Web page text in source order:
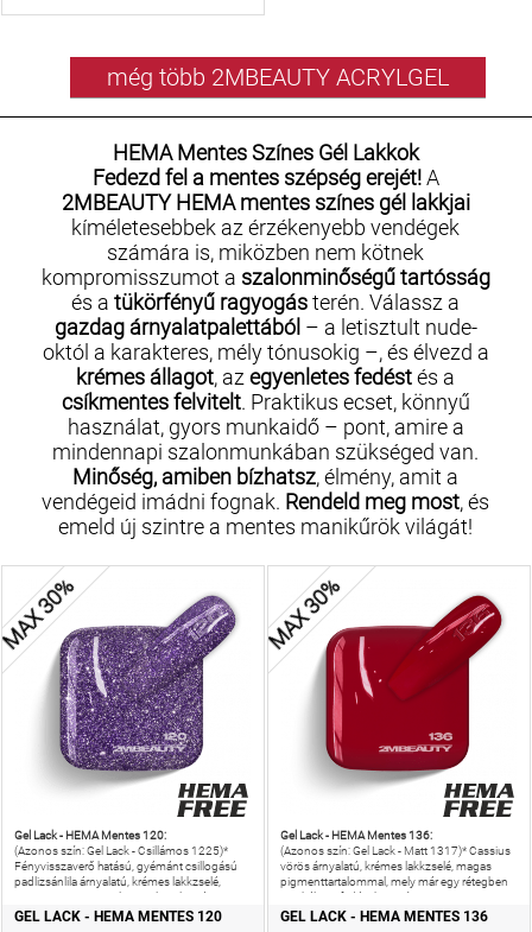
még több 2MBEAUTY ACRYLGEL
HEMA Mentes Színes Gél Lakkok
Fedezd fel a mentes szépség erejét!A
2MBEAUTY HEMA mentes színes gél lakkjai
kíméletesebbek az érzékenyebb vendégek
számára is, miközben nem kötnek
kompromisszumot a szalonminőségű tartósság
és atükörfényű ragyogás terén. Válassz a
gazdag árnyalatpalettából – a letisztult nude-
októl a karakteres, mély tónusokig –, és élvezd a
krémes állagot, azegyenletes fedést és a
csíkmentes felvitelt. Praktikus ecset, könnyű
használat, gyors munkaidő – pont, amire a
mindennapi szalonmunkában szükséged van.
Minőség, amiben bízhatsz, élmény, amit a
vendégeid imádni fognak. Rendeld meg most, és
emeld új szintre a mentes manikűrök világát!
30%
Gel Lack - HEMA Mentes 120:
(Azonos szín: Gel Lack - Csillámos 1225)*
Fényvisszaverő hatású, gyémánt csillogású
padlizsánlila árnyalatú, krémes lakkzselé,
magas pigmenttartalommal, mely már egy
rétegben is tökéletes fedést
GEL LACK - HEMA MENTES 120
MAX 30%
Gel Lack - HEMA Mentes 136:
(Azonos szín: Gel Lack - Matt 1317)* Cassius
vörös árnyalatú, krémes lakkzselé, magas
pigmenttartalommal, mely már egy rétegben
is tökéletes fedést biztosít.
GEL LACK - HEMA MENTES 136